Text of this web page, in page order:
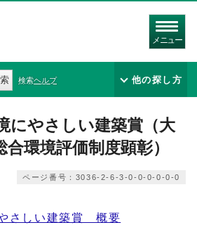
メニュー
検索ヘルプ 他の探し方
にやさしい建築賞（大
合環境評価制度顕彰）
ページ番号：3036-2-6-3-0-0-0-0-0-0
さしい建築賞 概要